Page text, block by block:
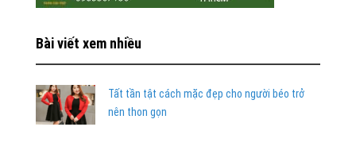
Bài viết xem nhiều
Tất tần tật cách mặc đẹp cho người béo trở
nên thon gọn